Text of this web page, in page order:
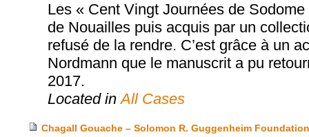
Les « Cent Vingt Journées de
de Nouailles puis acquis par un
refusé de la rendre. C’est grâce à un
Nordmann que le manuscrit a pu
2017.
Located inAll Cases
Chagall Gouache – Solomon R. Guggenheim